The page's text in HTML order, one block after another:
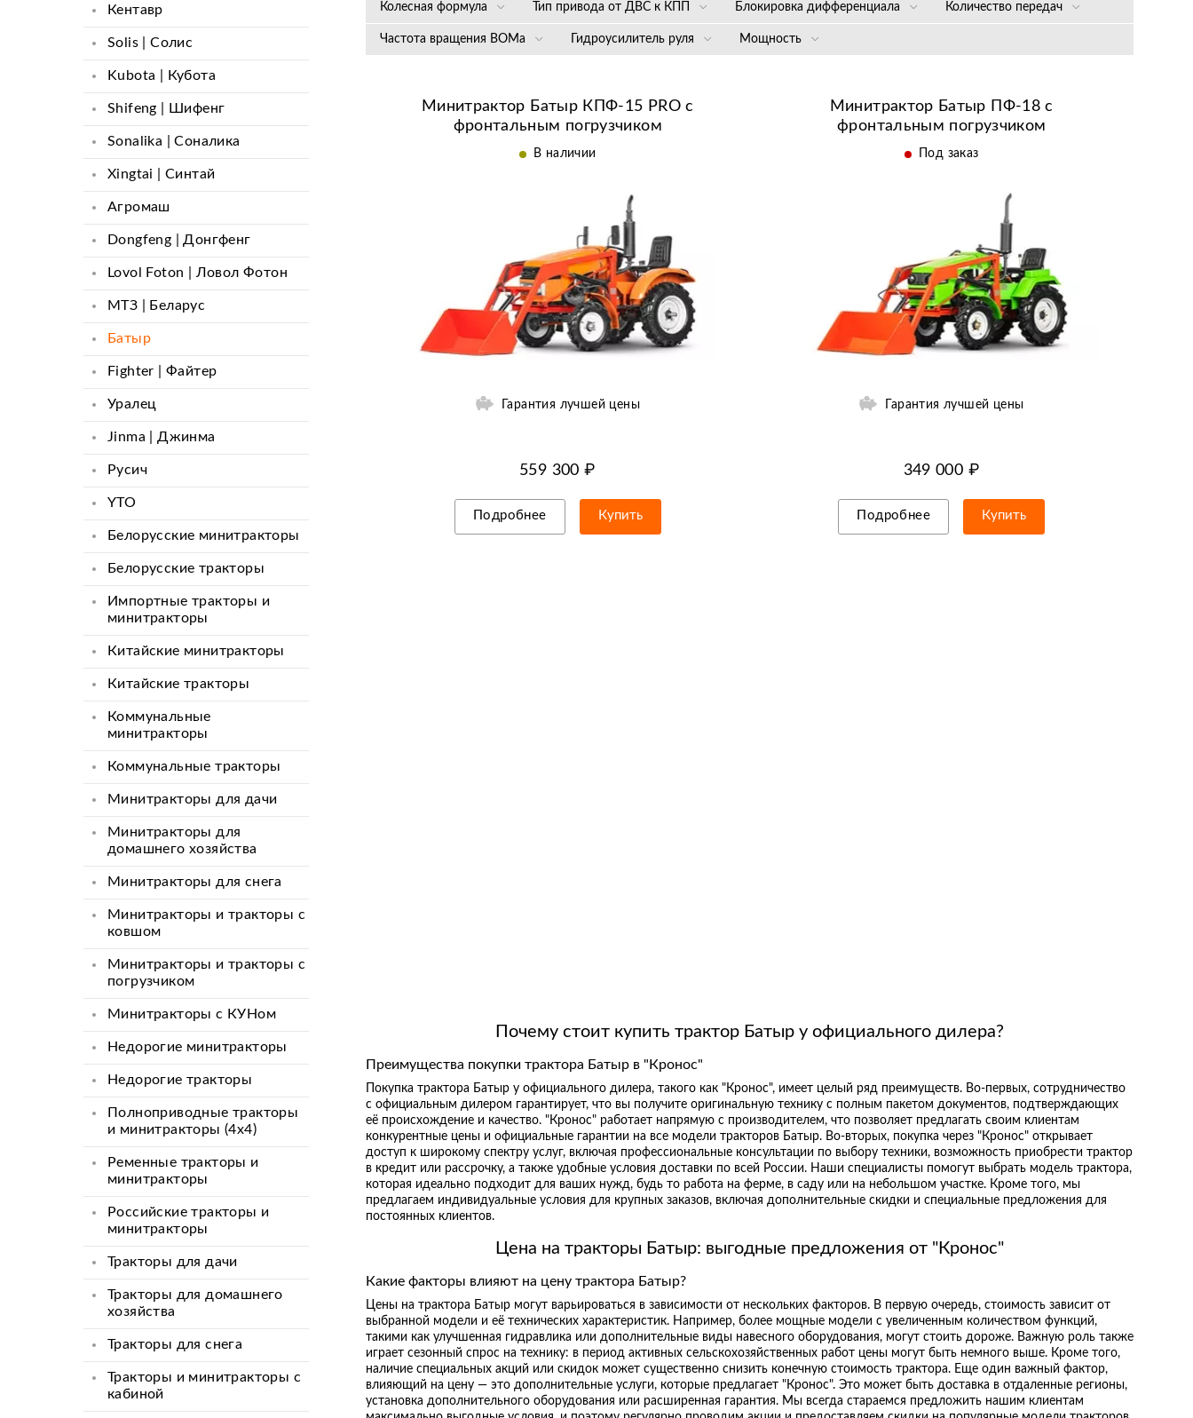
Кентавр
Solis | Cолис
Kubota | Кубота
Shifeng | Шифенг
Sonalika | Соналика
Xingtai | Синтай
Агромаш
Dongfeng | Донгфенг
Lovol Foton | Ловол Фотон
МТЗ | Беларус
Батыр
Fighter | Файтер
Уралец
Jinma | Джинма
Русич
YTO
Белорусские минитракторы
Белорусские тракторы
Импортные тракторы и
минитракторы
Китайские минитракторы
Китайские тракторы
Коммунальные
минитракторы
Коммунальные тракторы
Минитракторы для дачи
Минитракторы для
домашнего хозяйства
Минитракторы для снега
Минитракторы и тракторы с
ковшом
Минитракторы и тракторы с
погрузчиком
Минитракторы с КУНом
Недорогие минитракторы
Недорогие тракторы
Полноприводные тракторы
и минитракторы (4x4)
Ременные тракторы и
минитракторы
Российские тракторы и
минитракторы
Тракторы для дачи
Тракторы для домашнего
хозяйства
Тракторы для снега
Тракторы и минитракторы с
кабиной
Батыр Россия Одноточечная Нет Дизельный
Колесная формула
4 х 2
Тип привода от ДВС к КПП
Ременной
Блокировка дифференциала
Принудительная
Количество передач
Частота вращения ВОМа
1450 об/мин, задняя
передача 435 об/мин
Гидроусилитель руля Мощность
Минитрактор Батыр КПФ-15 PRO с
фронтальным погрузчиком
В наличии
Гарантия лучшей цены
559 300 ₽
Подробнее Купить
Минитрактор Батыр ПФ-18 с
фронтальным погрузчиком
Под заказ
Гарантия лучшей цены
349 000 ₽
Подробнее Купить
Почему стоит купить трактор Батыр у официального дилера?
Преимущества покупки трактора Батыр в "Кронос"
Покупка трактора Батыр у официального дилера, такого как "Кронос", имеет целый ряд преимуществ. Во-первых, сотрудничество
с официальным дилером гарантирует, что вы получите оригинальную технику с полным пакетом документов, подтверждающих
её происхождение и качество. "Кронос" работает напрямую с производителем, что позволяет предлагать своим клиентам
конкурентные цены и официальные гарантии на все модели тракторов Батыр. Во-вторых, покупка через "Кронос" открывает
доступ к широкому спектру услуг, включая профессиональные консультации по выбору техники, возможность приобрести трактор
в кредит или рассрочку, а также удобные условия доставки по всей России. Наши специалисты помогут выбрать модель трактора,
которая идеально подходит для ваших нужд, будь то работа на ферме, в саду или на небольшом участке. Кроме того, мы
предлагаем индивидуальные условия для крупных заказов, включая дополнительные скидки и специальные предложения для
постоянных клиентов.
Цена на тракторы Батыр: выгодные предложения от "Кронос"
Какие факторы влияют на цену трактора Батыр?
Цены на трактора Батыр могут варьироваться в зависимости от нескольких факторов. В первую очередь, стоимость зависит от
выбранной модели и её технических характеристик. Например, более мощные модели с увеличенным количеством функций,
такими как улучшенная гидравлика или дополнительные виды навесного оборудования, могут стоить дороже. Важную роль также
играет сезонный спрос на технику: в период активных сельскохозяйственных работ цены могут быть немного выше. Кроме того,
наличие специальных акций или скидок может существенно снизить конечную стоимость трактора. Еще один важный фактор,
влияющий на цену — это дополнительные услуги, которые предлагает "Кронос". Это может быть доставка в отдаленные регионы,
установка дополнительного оборудования или расширенная гарантия. Мы всегда стараемся предложить нашим клиентам